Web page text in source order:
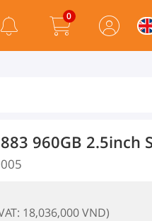
0
960GB 2.5inch
18,036,000 VND)